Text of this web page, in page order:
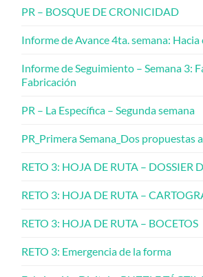
PR – BOSQUE DE CRONICIDAD
Informe de Avance 4ta. semana:
Informe de Seguimiento – Semana 3:
Fabricación
PR – La Específica – Segunda semana
PR_Primera Semana_Dos propuestas
RETO 3: HOJA DE RUTA – DOSSIER
RETO 3: HOJA DE RUTA –
RETO 3: HOJA DE RUTA – BOCETOS
RETO 3: Emergencia de la forma